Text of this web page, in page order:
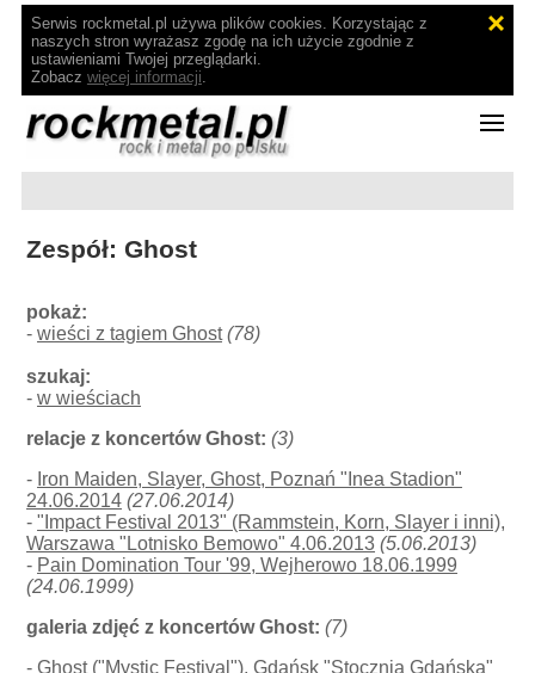
Serwis rockmetal.pl używa plików cookies. Korzystając z
naszych stron wyrażasz zgodę na ich użycie zgodnie z
ustawieniami Twojej przeglądarki.
Zobacz więcej informacji.
Zespół: Ghost
pokaż:
-wieści z tagiem Ghost (78)
szukaj:
-w wieściach
relacje z koncertów Ghost: (3)
- Iron Maiden, Slayer, Ghost, Poznań "Inea Stadion"
24.06.2014 (27.06.2014)
-"Impact Festival 2013" (Rammstein, Korn, Slayer i inni),
Warszawa "Lotnisko Bemowo" 4.06.2013 (5.06.2013)
- Pain Domination Tour '99, Wejherowo 18.06.1999
(24.06.1999)
galeria zdjęć z koncertów Ghost: (7)
-Ghost ("Mystic Festival"), Gdańsk "Stocznia Gdańska"